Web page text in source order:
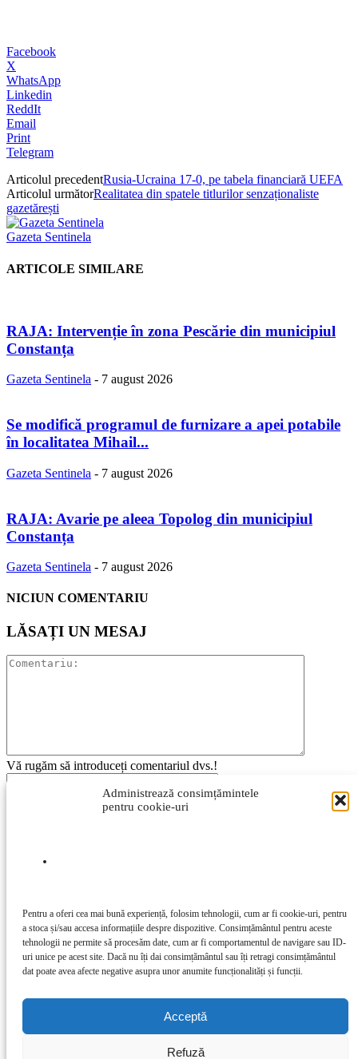
Administrează consimțămintele
pentru cookie-uri
Pentru a oferi cea mai bună experiență, folosim tehnologii, cum ar fi cookie-uri, pentru
a stoca și/sau accesa informațiile despre dispozitive. Consimțământul pentru aceste
tehnologii ne permite să procesăm date, cum ar fi comportamentul de navigare sau ID-
uri unice pe acest site. Dacă nu îți dai consimțământul sau îți retragi consimțământul
dat poate avea afecte negative asupra unor anumite funcționalități și funcții.
Acceptă
Refuză
Facebook
X
WhatsApp
Linkedin
ReddIt
Email
Print
Telegram
Articolul precedentRusia-Ucraina 17-0, pe tabela financiară UEFA
Articolul următorRealitatea din spatele titlurilor senzaționaliste
gazetărești
Gazeta Sentinela
ARTICOLE SIMILARE
RAJA: Intervenție în zona Pescărie din municipiul
Constanța
Gazeta Sentinela - 7 august 2026
Se modifică programul de furnizare a apei potabile
în localitatea Mihail...
Gazeta Sentinela - 7 august 2026
RAJA: Avarie pe aleea Topolog din municipiul
Constanța
Gazeta Sentinela - 7 august 2026
NICIUN COMENTARIU
LĂSAȚI UN MESAJ
Vă rugăm să introduceți comentariul dvs.!
Introduceți aici numele dvs.
Acest site folosește Akismet pentru a reduce spamul.Află cum sunt
procesate datele comentariilor tale.
Contactați-ne: